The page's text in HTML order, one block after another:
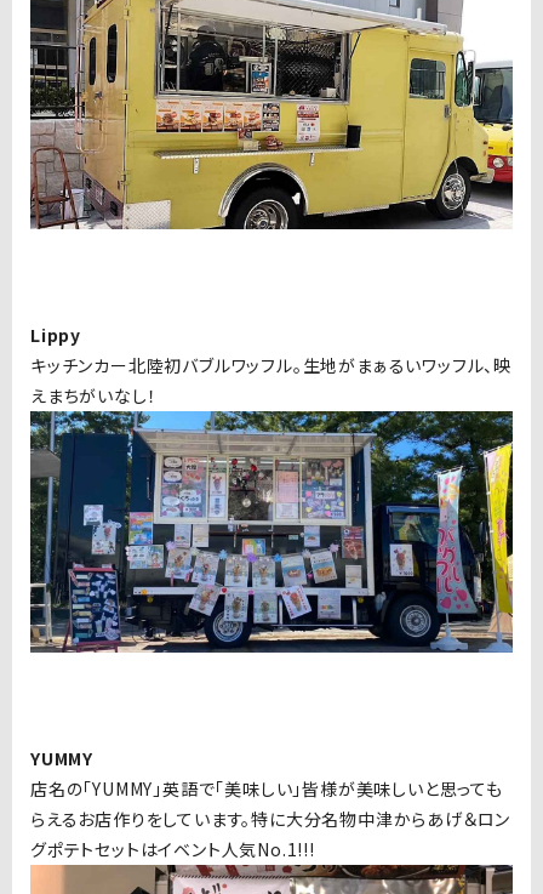
Lippy
キッチンカー北陸初バブルワッフル。生地がまぁるいワッフル、映
えまちがいなし！
YUMMY
店名の「YUMMY」英語で「美味しい」皆様が美味しいと思っても
らえるお店作りをしています。特に大分名物中津からあげ＆ロン
グポテトセットはイベント人気No.1!!!